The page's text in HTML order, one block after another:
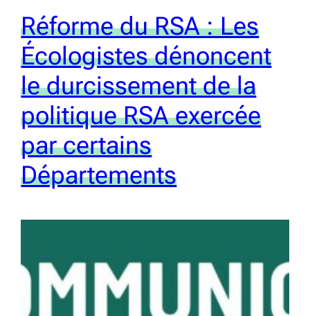
Réforme du RSA : Les
Écologistes dénoncent
le durcissement de la
politique RSA exercée
par certains
Départements